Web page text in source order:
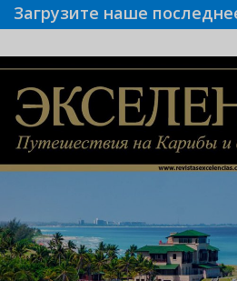
Загрузите наше